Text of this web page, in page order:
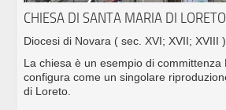
CHIESA DI SANTA MARIA DI LORETO
Diocesi di Novara ( sec. XVI; XVII; XVIII )
La chiesa è un esempio di committenza
configura come un singolare
di Loreto.